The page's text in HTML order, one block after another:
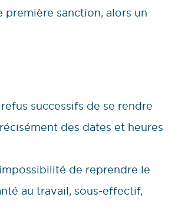
première sanction, alors un
successifs de se rendre
des dates et heures
de reprendre le
au travail, sous-effectif,